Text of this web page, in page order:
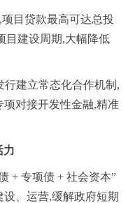
目贷款最高可达总投
目建设周期,大幅降低
行建立常态化合作机制,
对接开发性金融,精准
力
+ 专项债 + 社会资本”
、运营,缓解政府短期